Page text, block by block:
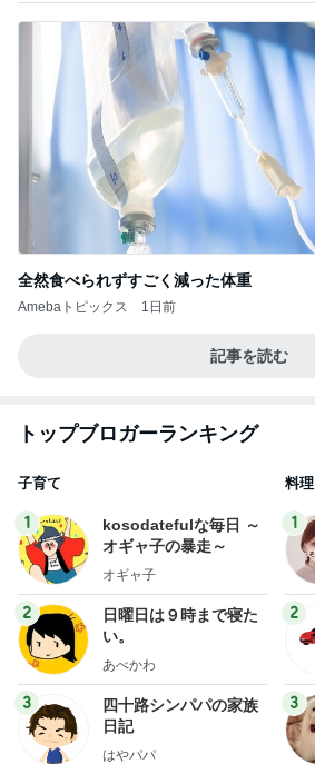
全然食べられずすごく減った体重
Amebaトピックス 1日前
記事を読む
トップブロガーランキング
子育て
1
kosodatefulな毎日 ～
オギャ子の暴走～
オギャ子
2
日曜日は９時まで寝た
い。
あべかわ
3
四十路シンパパの家族
日記
はやパパ
料理
1
2
3